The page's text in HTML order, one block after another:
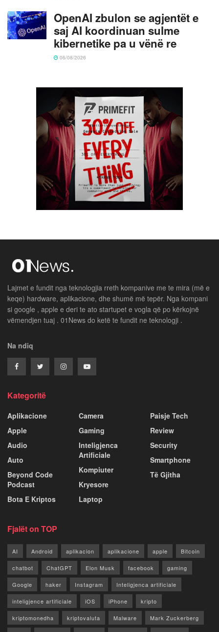
OpenAI zbulon se agjentët e
saj AI koordinuan sulme
kibernetike pa u vënë re
06/08/2026
Lajmet e fundit nga teknologjia rreth kompanive me te mira (më e
keqe) hardware, aplikacione, dhe shumë më tepër. Nga kompani
si google , apple e deri te ato startupet e vogla që po kërkojnë
vëmendjen tuaj . 01News do ketë te fundit ne teknologji .
Na ndiq
Kategoritë
Aplikacione
Apple
Audio
Auto
Beyond Code
Podcast
Bota E Kriptos
Camera
Gaming
Inteligjenca
Artificiale
Kompiuter
Kryesore
Laptop
Paisje Tech
Review
Security
Smartphone
Të Gjitha
Fjalët on TOP
AI Android aplikacion aplikacione apple Bitcoin
chatbot ChatGPT Elon Musk facebook gaming
Google haker Instagram Inteligjenca artificiale
inteligjence artificiale iOS iPhone kripto
kriptomonedha kriptovaluta Malware Mark Zuckerberg